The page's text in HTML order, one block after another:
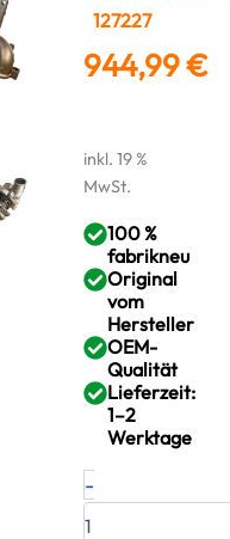
127227
944,99€
inkl. 19 %
MwSt.
100 %
fabrikneu
Original
vom
Hersteller
OEM-
Qualität
Lieferzeit:
1–2
Werktage
-Neuer
Original